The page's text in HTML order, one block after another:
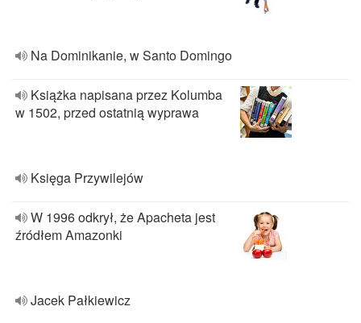
Na Dominikanie, w Santo Domingo
Książka napisana przez Kolumba
w 1502, przed ostatnią wyprawa
Księga Przywilejów
W 1996 odkrył, że Apacheta jest
źródłem Amazonki
Jacek Pałkiewicz